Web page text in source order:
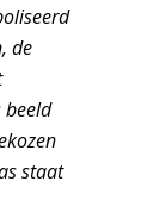
de
beeld
staat